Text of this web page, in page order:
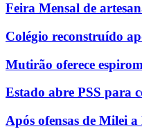
Feira Mensal de
Colégio reconstruído
Mutirão oferece
Estado abre PSS para
Após ofensas de Milei